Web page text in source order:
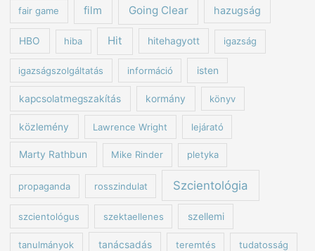
fair game film Going Clear hazugság
HBO hiba Hit hitehagyott igazság
igazságszolgáltatás információ isten
kapcsolatmegszakítás kormány könyv
közlemény Lawrence Wright lejárató
Marty Rathbun Mike Rinder pletyka
propaganda rosszindulat Szcientológia
szcientológus szektaellenes szellemi
tanulmányok tanácsadás teremtés tudatosság